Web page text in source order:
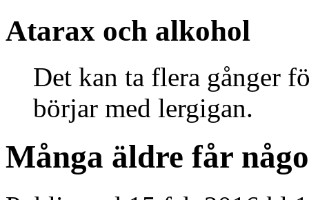
Atarax och alkohol
Det kan ta flera gånger
börjar med lergigan.
Många äldre får